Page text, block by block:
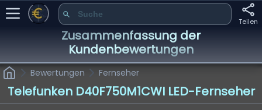
Teilen
Zusammenfassung der
Kundenbewertungen
Bewertungen Fernseher
Telefunken D40F750M1CWI LED-Fernseher